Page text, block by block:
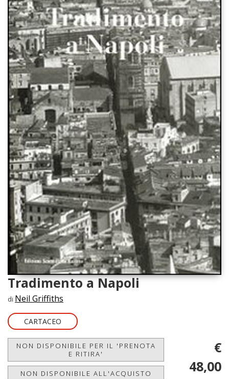
Tradimento a Napoli
di Neil Griffiths
CARTACEO
NON DISPONIBILE PER IL 'PRENOTA
E RITIRA'
NON DISPONIBILE ALL'ACQUISTO
€
48,00